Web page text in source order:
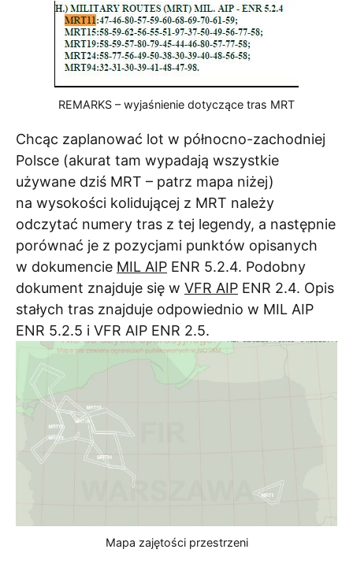
REMARKS – wyjaśnienie dotyczące tras MRT
Chcąc zaplanować lot w północno-zachodniej
Polsce (akurat tam wypadają wszystkie
używane dziś MRT – patrz mapa niżej)
na wysokości kolidującej z MRT należy
odczytać numery tras z tej legendy, a następnie
porównać je z pozycjami punktów opisanych
w dokumencie MIL AIP ENR 5.2.4. Podobny
dokument znajduje się w VFR AIP ENR 2.4. Opis
stałych tras znajduje odpowiednio w MIL AIP
ENR 5.2.5 i VFR AIP ENR 2.5.
Mapa zajętości przestrzeni